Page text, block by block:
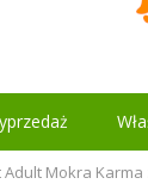
Mokra Karma